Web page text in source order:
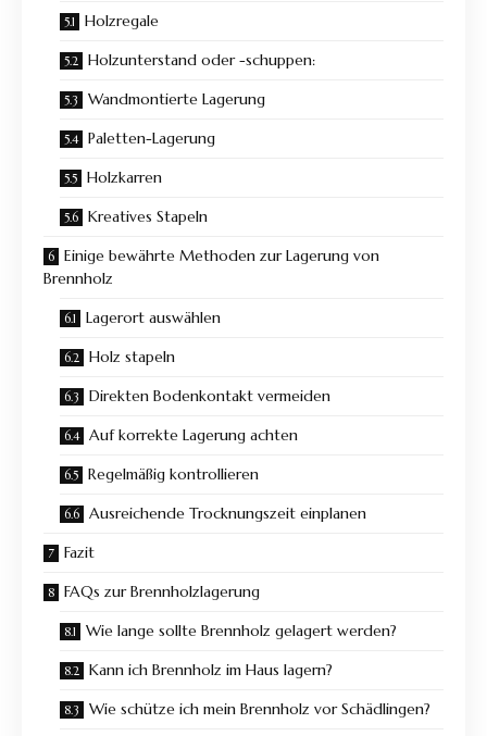
Holzregale
Holzunterstand oder -schuppen:
Wandmontierte Lagerung
Paletten-Lagerung
Holzkarren
Kreatives Stapeln
Einige bewährte Methoden zur Lagerung von
Brennholz
Lagerort auswählen
Holz stapeln
Direkten Bodenkontakt vermeiden
Auf korrekte Lagerung achten
Regelmäßig kontrollieren
Ausreichende Trocknungszeit einplanen
Fazit
FAQs zur Brennholzlagerung
Wie lange sollte Brennholz gelagert werden?
Kann ich Brennholz im Haus lagern?
Wie schütze ich mein Brennholz vor Schädlingen?